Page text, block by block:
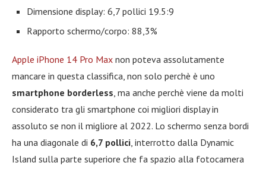
Dimensione display: 6,7 pollici 19.5:9
Rapporto schermo/corpo: 88,3%
Apple iPhone 14 Pro Max non poteva assolutamente
mancare in questa classifica, non solo perchè è uno
smartphone borderless, ma anche perchè viene da molti
considerato tra gli smartphone coi migliori display in
assoluto se non il migliore al 2022. Lo schermo senza bordi
ha una diagonale di 6,7 pollici, interrotto dalla Dynamic
Island sulla parte superiore che fa spazio alla fotocamera